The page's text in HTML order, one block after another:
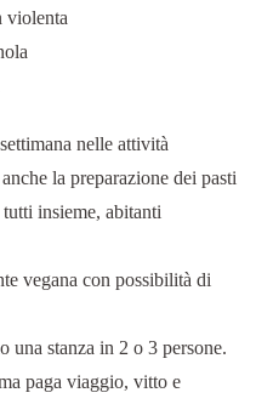
violenta
nelle attività
la preparazione dei pasti
insieme, abitanti
vegana con possibilità di
stanza in 2 o 3 persone.
paga viaggio, vitto e